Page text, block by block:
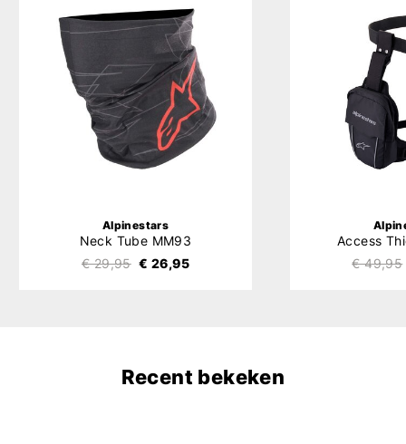
Alpinestars
Neck Tube MM93
€ 29,95 € 26,95
Access
€ 49,95
Recent bekeken